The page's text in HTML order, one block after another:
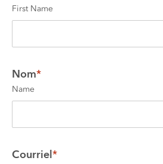
First Name
Nom*
Name
Courriel *